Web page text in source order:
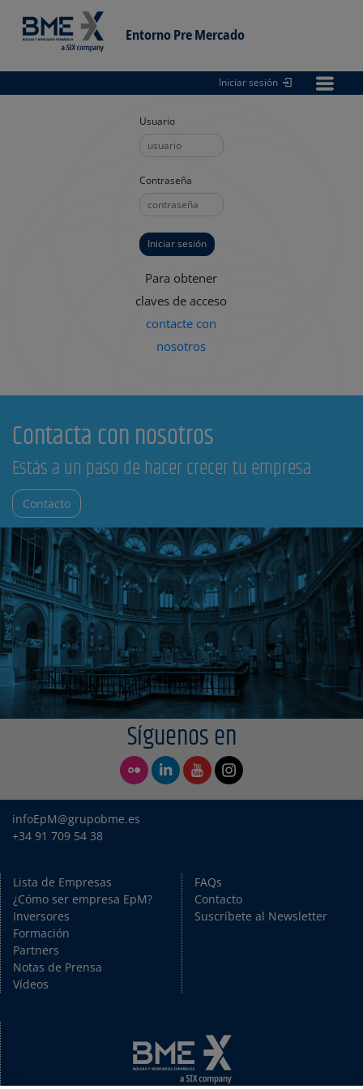
Entorno Pre Mercado
Entorno
Iniciar sesión
Usuario
Contraseña
Para obtener
claves de acceso
contacte con
nosotros
Contacta con nosotros
Estás a un paso de hacer crecer tu empresa
Contacto
Síguenos en
infoEpM@grupobme.es
+34 91 709 54 38
Lista de Empresas
¿Cómo ser empresa EpM?
Inversores
Formación
Partners
Notas de Prensa
Vídeos
FAQs
Contacto
Suscríbete al Newsletter